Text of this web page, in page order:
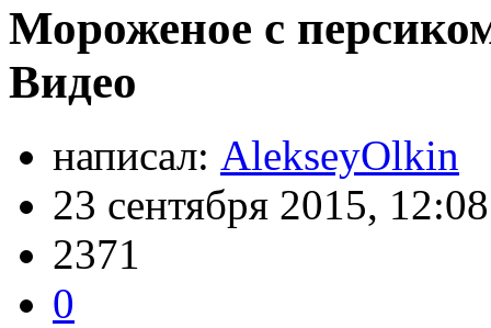
Мороженое с
Видео
написал: AlekseyOlkin
23 сентября 2015, 12:08
2371
0